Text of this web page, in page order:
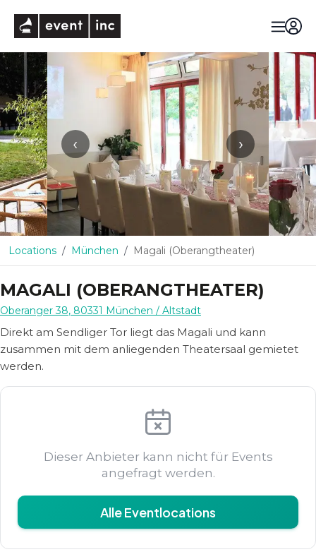
‹ ›
Locations München Magali (Oberangtheater)
MAGALI (OBERANGTHEATER)
Oberanger 38, 80331 München / Altstadt
Direkt am Sendliger Tor liegt das Magali und kann
zusammen mit dem anliegenden Theatersaal gemietet
werden.
Dieser Anbieter kann nicht für Events
angefragt werden.
Alle Eventlocations